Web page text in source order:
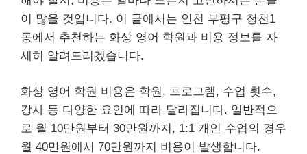
이 많을 것입니다. 이 글에서는 인천 부평구 청천1
동에서 추천하는 화상 영어 학원과 비용 정보를 자
세히 알려드리겠습니다.
화상 영어 학원 비용은 학원, 프로그램, 수업 횟수,
강사 등 다양한 요인에 따라 달라집니다. 일반적으
로 월 10만원부터 30만원까지, 1:1 개인 수업의 경우
월 40만원에서 70만원까지 비용이 발생합니다.